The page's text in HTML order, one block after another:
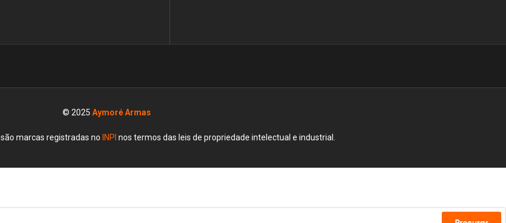
© 2025 Aymoré Armas
são marcas registradas no INPI nos termos das leis de propriedade intelectual e industrial.